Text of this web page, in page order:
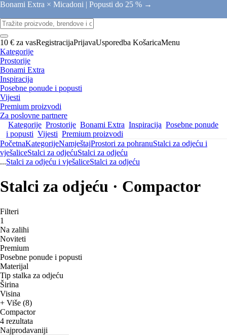
Bonami Extra × Micadoni | Popusti do 25 % →
10 € za vasRegistracijaPrijavaUsporedba KošaricaMenu
Kategorije
Prostorije
Bonami Extra
Inspiracija
Posebne ponude i popusti
Vijesti
Premium proizvodi
Za poslovne partnere
Kategorije Prostorije Bonami Extra Inspiracija Posebne ponude
i popusti Vijesti Premium proizvodi
PočetnaKategorijeNamještajProstori za pohranuStalci za odjeću i
vješaliceStalci za odjećuStalci za odjeću
...Stalci za odjeću i vješaliceStalci za odjeću
Stalci za odjeću · Compactor
Filteri
1
Na zalihi
Noviteti
Premium
Posebne ponude i popusti
Materijal
Tip stalka za odjeću
Širina
Visina
+ Više (8)
Compactor
4 rezultata
Najprodavaniji